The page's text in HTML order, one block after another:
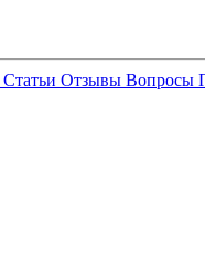
Статьи Отзывы Вопросы